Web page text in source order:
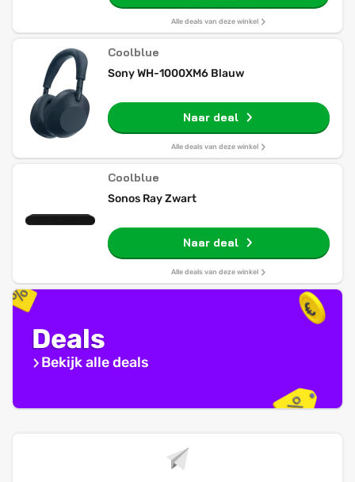
Alle deals van deze winkel
Coolblue
Sony WH-1000XM6 Blauw
Naar deal
Alle deals van deze winkel
Coolblue
Sonos Ray Zwart
Naar deal
Alle deals van deze winkel
Deals
Bekijk alle deals